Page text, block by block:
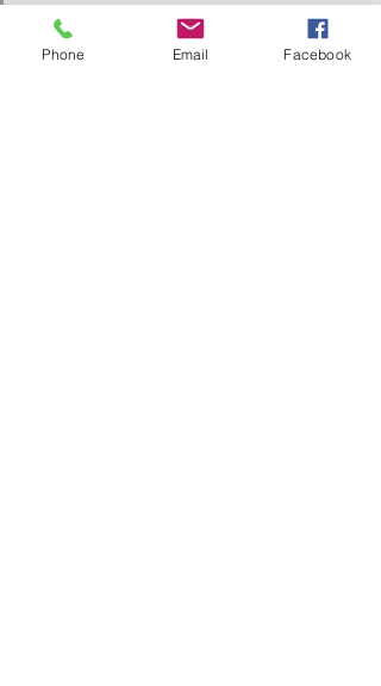
Phone Email Facebook